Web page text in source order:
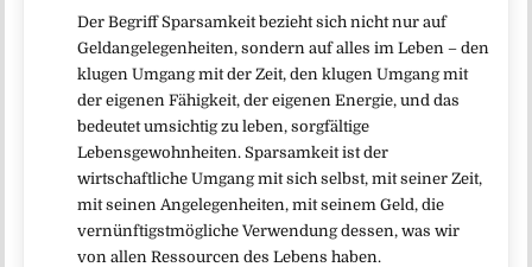
Der Begriff Sparsamkeit bezieht sich nicht nur auf
Geldangelegenheiten, sondern auf alles im Leben – den
klugen Umgang mit der Zeit, den klugen Umgang mit
der eigenen Fähigkeit, der eigenen Energie, und das
bedeutet umsichtig zu leben, sorgfältige
Lebensgewohnheiten. Sparsamkeit ist der
wirtschaftliche Umgang mit sich selbst, mit seiner Zeit,
mit seinen Angelegenheiten, mit seinem Geld, die
vernünftigstmögliche Verwendung dessen, was wir
von allen Ressourcen des Lebens haben.